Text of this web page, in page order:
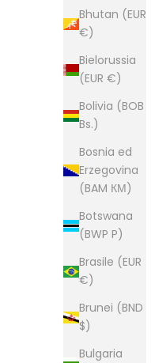
Bhutan (EUR
€)
Bielorussia
(EUR €)
Bolivia (BOB
Bs.)
Bosnia ed
Erzegovina
(BAM КМ)
Botswana
(BWP P)
Brasile (EUR
€)
Brunei (BND
$)
Bulgaria